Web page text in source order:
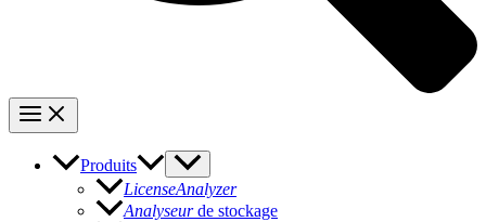
Produits
LicenseAnalyzer
Analyseurde stockage